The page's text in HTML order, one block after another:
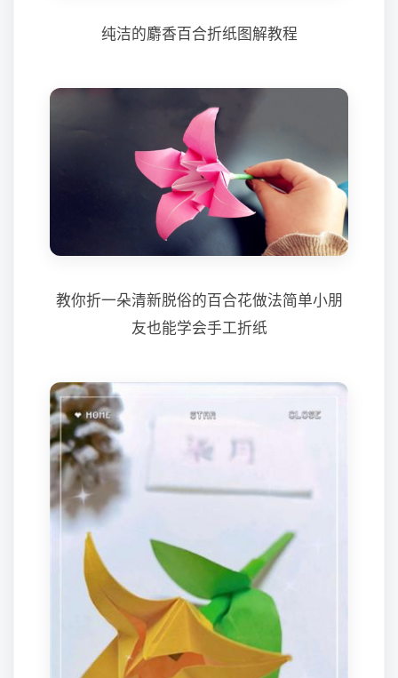
纯洁的麝香百合折纸图解教程
教你折一朵清新脱俗的百合花做法简单小朋
友也能学会手工折纸